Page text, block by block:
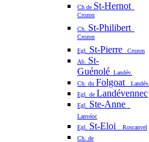
Ch de St-Hernot
Crozon
Ch. St-Philibert
Crozon
Egl. St-Pierre
Crozon
Ab. St-
Guénolé Landév.
Ch. du Folgoat
Landév.
Egl. de Landévennec
Egl. Ste-Anne
Lanvéoc
Egl. St-Eloi
Roscanvel
Ch. de